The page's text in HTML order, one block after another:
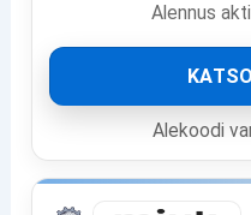
Alennus
Alekoodi